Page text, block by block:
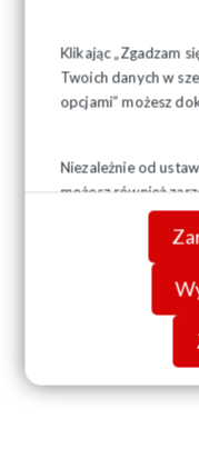
Klikając „Zgadzam
Twoich danych w
opcjami” możesz
Niezależnie od
możesz również
swojej
danych znajdziesz w